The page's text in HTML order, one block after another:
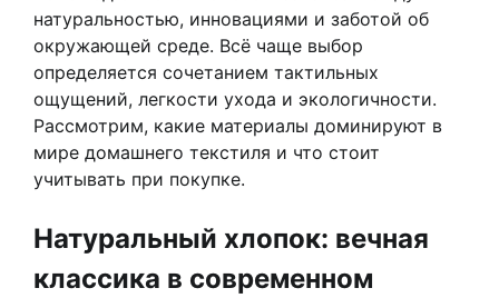
натуральностью, инновациями и заботой об
окружающей среде. Всё чаще выбор
определяется сочетанием тактильных
ощущений, легкости ухода и экологичности.
Рассмотрим, какие материалы доминируют в
мире домашнего текстиля и что стоит
учитывать при покупке.
Натуральный хлопок: вечная
классика в современном